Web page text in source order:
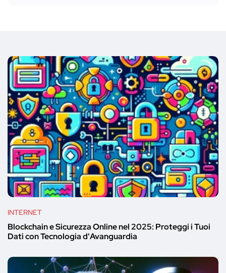
INTERNET
Blockchain e Sicurezza Online nel 2025: Proteggi i Tuoi
Dati con Tecnologia d'Avanguardia